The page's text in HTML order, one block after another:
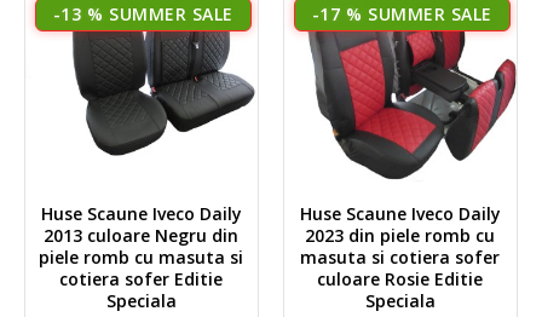
-13 %
Huse Scaune Iveco Daily
2013 culoare Negru din
piele romb cu masuta si
cotiera sofer Editie
Speciala
-17 %
Huse Scaune Iveco Daily
2023 din piele romb cu
masuta si cotiera sofer
culoare Rosie Editie
Speciala